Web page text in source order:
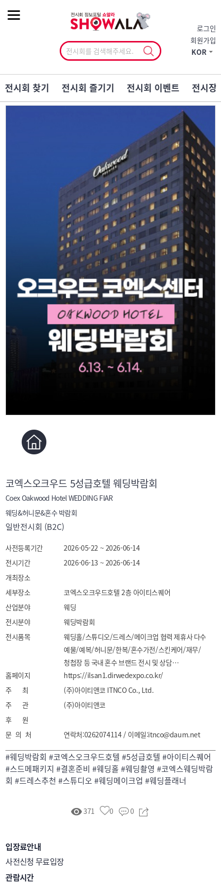
로그인
회원가입
KOR
전시회 찾기 전시회 즐기기 전시회 이벤트 전시장
코엑스오크우드 5성급호텔 웨딩박람회
Coex Oakwood Hotel WEDDING FIAR
웨딩&허니문&혼수 박람회
일반전시회 (B2C)
사전등록기간
2026-05-22 ~ 2026-06-14
전시기간
2026-06-13 ~ 2026-06-14
개최장소
세부장소
코엑스오크우드호텔 2층 아이티스퀘어
산업분야
웨딩
전시분야
웨딩박람회
전시품목
웨딩홀/스튜디오/드레스/메이크업 협력 제휴사 다수
예물/예복/허니문/한복/혼수가전/스킨케어/재무/
청첩장 등 국내 혼수 브랜드 전시 및 상담
웨딩 디렉팅 상담
홈페이지
https://ilsan1.dirwedexpo.co.kr/
주 최
(주)아이티앤코 ITNCO Co., Ltd.
주 관
(주)아이티앤코
후 원
문 의 처
연락처:0262074114 / 이메일:itnco@daum.net
#웨딩박람회 #코엑스오크우드호텔 #5성급호텔 #아이티스퀘어
#스드메패키지 #결혼준비 #웨딩홀 #웨딩촬영 #코엑스웨딩박람
회 #드레스추천 #스튜디오 #웨딩메이크업 #웨딩플래너
371 0 0
입장료안내
사전신청 무료입장
관람시간